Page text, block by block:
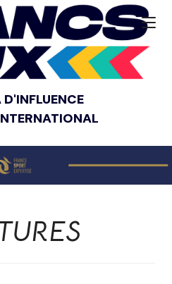
D'INFLUENCE